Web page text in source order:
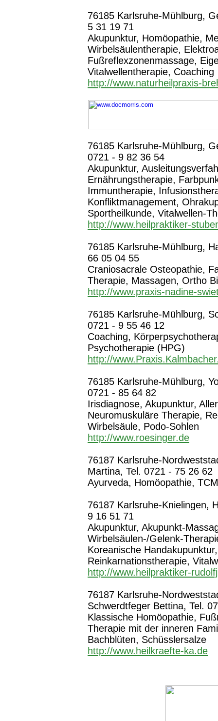
76185 Karlsruhe-Mühlburg,
5 31 19 71
Akupunktur, Homöopathie,
Wirbelsäulentherapie,
Fußreflexzonenmassage,
Vitalwellentherapie, Coaching
http://www.naturheilpraxis-
76185 Karlsruhe-Mühlburg,
0721 - 9 82 36 54
Akupunktur,
Ernährungstherapie,
Immuntherapie,
Konfliktmanagement,
Sportheilkunde, Vitalwellen-
http://www.heilpraktiker-
76185 Karlsruhe-Mühlburg,
66 05 04 55
Craniosacrale Osteopathie,
Therapie, Massagen, Ortho
http://www.praxis-nadine-
76185 Karlsruhe-Mühlburg,
0721 - 9 55 46 12
Coaching,
Psychotherapie (HPG)
http://
76185 Karlsruhe-Mühlburg,
0721 - 85 64 82
Irisdiagnose, Akupunktur,
Neuromuskuläre Therapie,
Wirbelsäule, Podo-Sohlen
http://www.roesinger.de
76187 Karlsruhe-
Martina, Tel. 0721 - 75 26 62
Ayurveda, Homöopathie,
76187 Karlsruhe-Knielingen,
9 16 51 71
Akupunktur, Akupunkt-
Wirbelsäulen-/Gelenk-
Koreanische
Reinkarnationstherapie,
http://www.heilpraktiker-
76187 Karlsruhe-
Schwerdtfeger Bettina, Tel.
Klassische Homöopathie,
Therapie mit der inneren
Bachblüten, Schüsslersalze
http://www.heilkraefte-ka.de